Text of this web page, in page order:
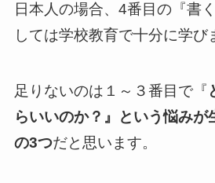
日本人の場合、4番目の『書
しては学校教育で十分に学び
足りないのは１～３番目で『
らいいのか？』という悩みが
の3つだと思います。